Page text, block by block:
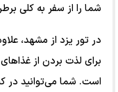
شما را از سفر به کلی
در تور یزد از مشهد،
برای لذت بردن از
است. شما می‌توانید در